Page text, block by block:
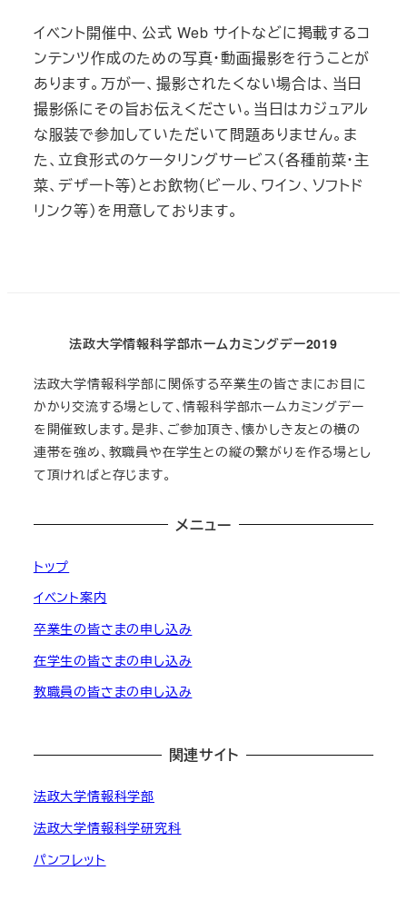
イベント開催中、公式 Web サイトなどに掲載するコ
ンテンツ作成のための写真・動画撮影を行うことが
あります。万が一、撮影されたくない場合は、当日
撮影係にその旨お伝えください。当日はカジュアル
な服装で参加していただいて問題ありません。ま
た、立食形式のケータリングサービス（各種前菜・主
菜、デザート等）とお飲物（ビール、ワイン、ソフトド
リンク等）を用意しております。
法政大学情報科学部ホームカミングデー2019
法政大学情報科学部に関係する卒業生の皆さまにお目に
かかり交流する場として、情報科学部ホームカミングデー
を開催致します。是非、ご参加頂き、懐かしき友との横の
連帯を強め、教職員や在学生との縦の繋がりを作る場とし
て頂ければと存じます。
メニュー
トップ
イベント案内
卒業生の皆さまの申し込み
在学生の皆さまの申し込み
教職員の皆さまの申し込み
関連サイト
法政大学情報科学部
法政大学情報科学研究科
パンフレット